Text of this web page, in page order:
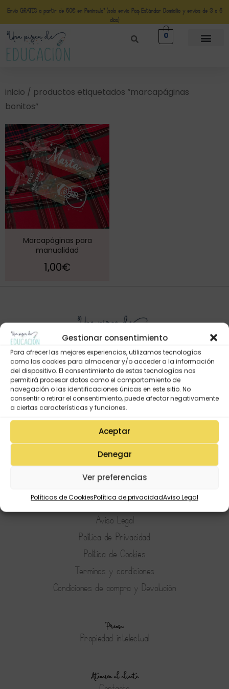
Gestionar consentimiento
Para ofrecer las mejores experiencias, utilizamos tecnologías
como las cookies para almacenar y/o acceder a la información
del dispositivo. El consentimiento de estas tecnologías nos
permitirá procesar datos como el comportamiento de
navegación o las identificaciones únicas en este sitio. No
consentir o retirar el consentimiento, puede afectar negativamente
a ciertas características y funciones.
Aceptar
Denegar
Ver preferencias
Políticas de CookiesPolítica de privacidadAviso Legal
Envío GRATIS a partir de 50€ en Península* (solo envio Paq Estándar Domicilio y envíos de 3 a 5
días)
0
inicio / productos etiquetados “marcapáginas
bonitos”
Marcapáginas para
manualidad
1,00€
Mi Cuenta
Lista de deseos
Mi Perfil
Descargas
Estado de mi pedido
Preguntas Frecuentes
Aviso Legal
Política de Privacidad
Política de Cookies
Terminos y condiciones
Condiciones de compra y Devolución
Prensa
Propiedad intelectual
Atención al cliente